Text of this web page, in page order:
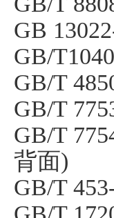
GB
GB/
GB/T
GB/T
GB/T
背面)
GB/T